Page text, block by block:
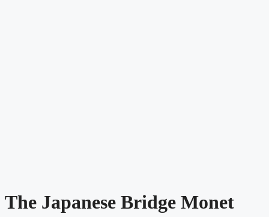
The Japanese Bridge Monet